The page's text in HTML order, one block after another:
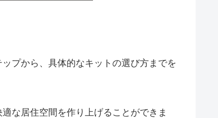
プから、具体的なキットの選び方までを
な居住空間を作り上げることができま